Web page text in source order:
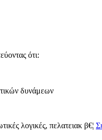
ότι:
δυνάμεων
λογικές, πελατειακ β€¦